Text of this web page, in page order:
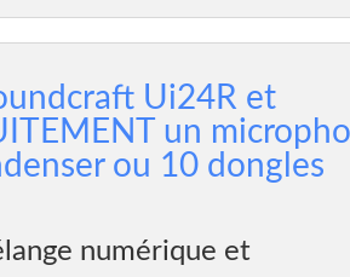
Ui24R et
un
ou 10 dongles
numérique et